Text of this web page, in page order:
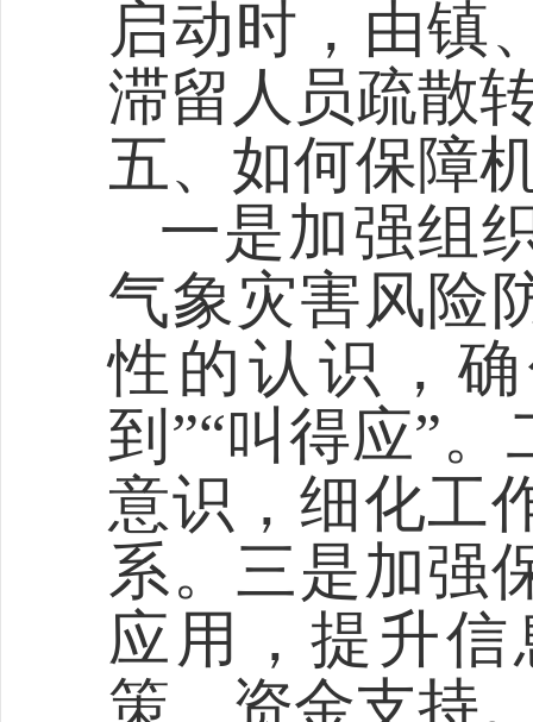
启动时，由镇
滞留人员疏散
五、如何保障
一是加强组
气象灾害风险
性的认识，
到 ”“叫得应”。
意识，细化工
系。三是加强
应用，提升
策、资金支持